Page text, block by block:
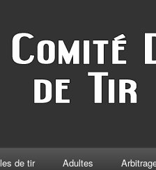
de tir Adultes